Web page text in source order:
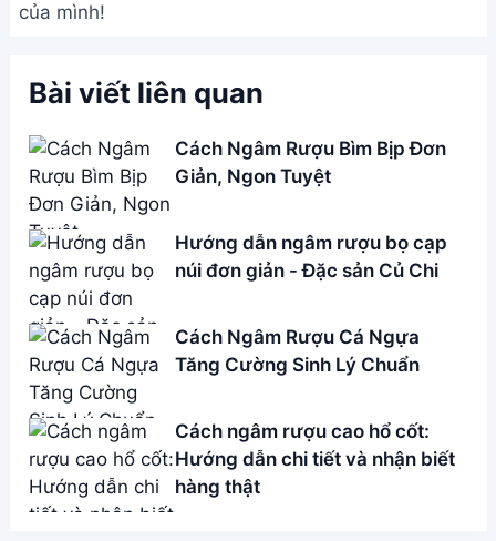
của mình!
Bài viết liên quan
Cách Ngâm Rượu Bìm Bịp Đơn
Giản, Ngon Tuyệt
Hướng dẫn ngâm rượu bọ cạp
núi đơn giản - Đặc sản Củ Chi
Cách Ngâm Rượu Cá Ngựa
Tăng Cường Sinh Lý Chuẩn
Cách ngâm rượu cao hổ cốt:
Hướng dẫn chi tiết và nhận biết
hàng thật